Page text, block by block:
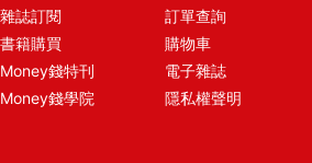
雜誌訂閱
書籍購買
Money錢特刊
Money錢學院
訂單查詢
購物車
電子雜誌
隱私權聲明